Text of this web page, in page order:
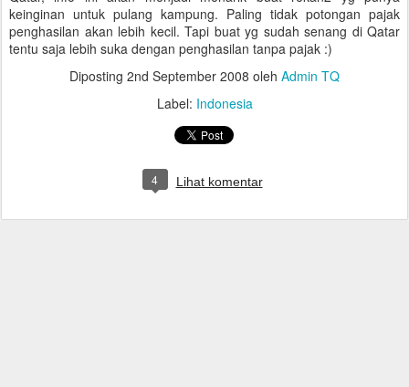
keinginan untuk pulang kampung. Paling tidak potongan pajak
penghasilan akan lebih kecil. Tapi buat yg sudah senang di Qatar
tentu saja lebih suka dengan penghasilan tanpa pajak :)
Diposting 2nd September 2008 oleh Admin TQ
Label: Indonesia
4 Lihat komentar